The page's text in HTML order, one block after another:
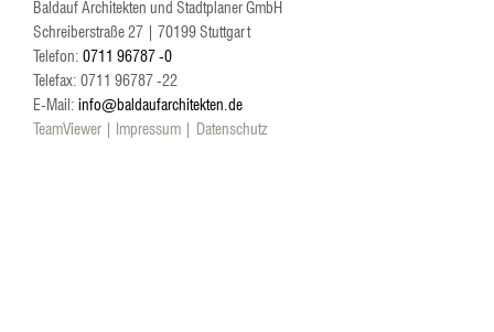
Baldauf Architekten und Stadtplaner GmbH
Schreiberstraße 27| 70199Stuttgart
Telefon: 0711 96787 -0
Telefax: 0711 96787 -22
E-Mail: info@baldaufarchitekten.de
TeamViewer
Impressum Datenschutz